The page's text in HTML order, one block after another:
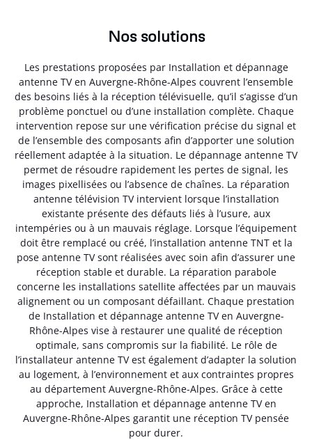
Nos solutions
Les prestations proposées par Installation et dépannage
antenne TV en Auvergne-Rhône-Alpes couvrent l’ensemble
des besoins liés à la réception télévisuelle, qu’il s’agisse d’un
problème ponctuel ou d’une installation complète. Chaque
intervention repose sur une vérification précise du signal et
de l’ensemble des composants afin d’apporter une solution
réellement adaptée à la situation. Le dépannage antenne TV
permet de résoudre rapidement les pertes de signal, les
images pixellisées ou l’absence de chaînes. La réparation
antenne télévision TV intervient lorsque l’installation
existante présente des défauts liés à l’usure, aux
intempéries ou à un mauvais réglage. Lorsque l’équipement
doit être remplacé ou créé, l’installation antenne TNT et la
pose antenne TV sont réalisées avec soin afin d’assurer une
réception stable et durable. La réparation parabole
concerne les installations satellite affectées par un mauvais
alignement ou un composant défaillant. Chaque prestation
de Installation et dépannage antenne TV en Auvergne-
Rhône-Alpes vise à restaurer une qualité de réception
optimale, sans compromis sur la fiabilité. Le rôle de
l’installateur antenne TV est également d’adapter la solution
au logement, à l’environnement et aux contraintes propres
au département Auvergne-Rhône-Alpes. Grâce à cette
approche, Installation et dépannage antenne TV en
Auvergne-Rhône-Alpes garantit une réception TV pensée
pour durer.